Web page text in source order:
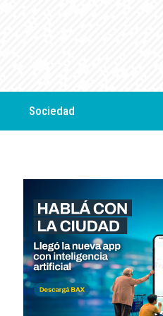
Sociedad